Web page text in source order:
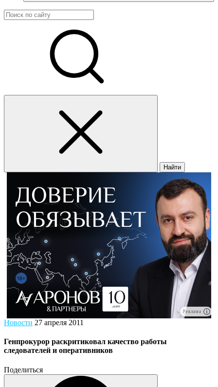
Найти
Реклама
Новости 27 апреля 2011
Генпрокурор раскритиковал качество работы
следователей и оперативников
Поделиться